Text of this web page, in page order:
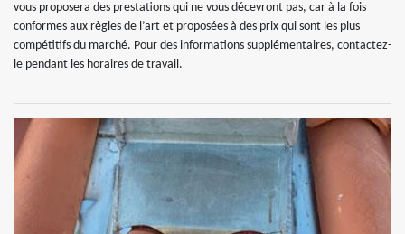
vous proposera des prestations qui ne vous décevront pas, car à la fois
conformes aux règles de l’art et proposées à des prix qui sont les plus
compétitifs du marché. Pour des informations supplémentaires, contactez-
le pendant les horaires de travail.